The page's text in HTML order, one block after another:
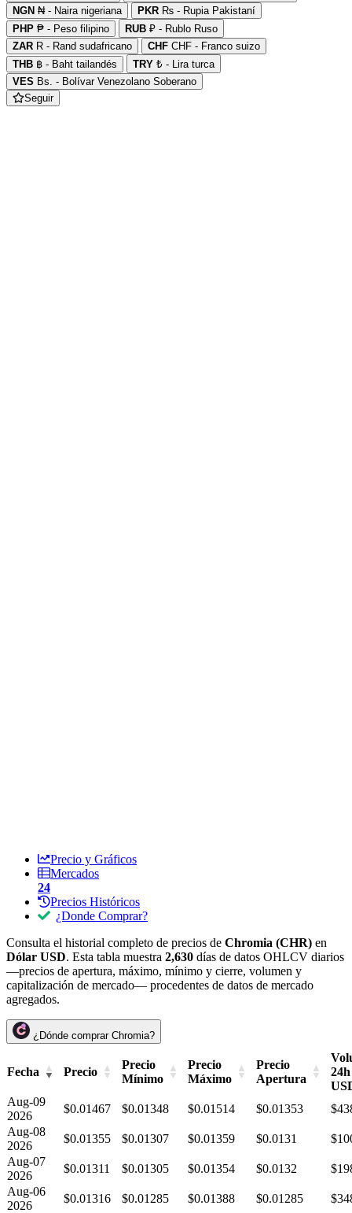
NGN ₦ - Naira nigeriana PKR ₨ - Rupia Pakistaní
PHP ₱ - Peso filipino RUB ₽ - Rublo Ruso
ZAR R - Rand sudafricano CHF CHF - Franco suizo
THB ฿ - Baht tailandés TRY ₺ - Lira turca
VES Bs. - Bolívar Venezolano Soberano
Seguir
Precio y Gráficos
Mercados
24
Precios Históricos
¿Donde Comprar?
Consulta el historial completo de precios de Chromia (CHR) en
Dólar USD. Esta tabla muestra 2,630 días de datos OHLCV diarios
—precios de apertura, máximo, mínimo y cierre, volumen y
capitalización de mercado— procedentes de datos de mercado
agregados.
¿Dónde comprar Chromia?
Fecha Precio
Precio
Mínimo
Precio
Máximo
Precio
Apertura
24h
Aug-09
2026
$0.01467 $0.01348 $0.01514 $0.01353
Aug-08
2026
$0.01355 $0.01307 $0.01359 $0.0131
Aug-07
2026
$0.01311 $0.01305 $0.01354 $0.0132
Aug-06
2026
$0.01316 $0.01285 $0.01388 $0.01285